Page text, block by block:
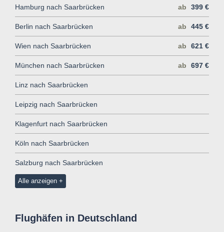
Hamburg nach Saarbrücken ab 399 €
Berlin nach Saarbrücken ab 445 €
Wien nach Saarbrücken ab 621 €
München nach Saarbrücken ab 697 €
Linz nach Saarbrücken
Leipzig nach Saarbrücken
Klagenfurt nach Saarbrücken
Köln nach Saarbrücken
Salzburg nach Saarbrücken
Alle anzeigen
Flughäfen in Deutschland